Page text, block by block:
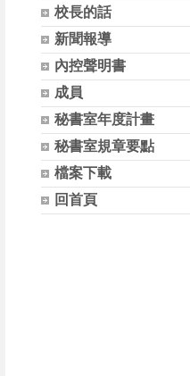
校長的話
新聞報導
內控聲明書
成員
秘書室年度計畫
秘書室規章要點
檔案下載
回首頁